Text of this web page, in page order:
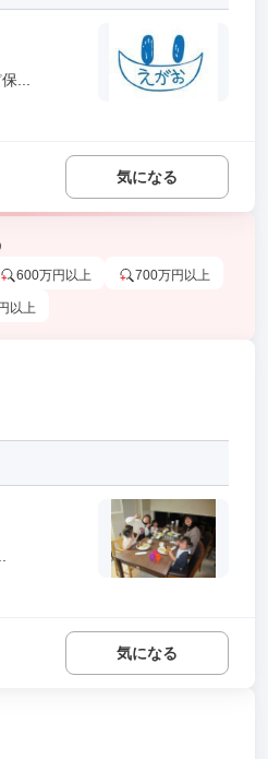
...
気になる
600万円以上 700万円以上
以上
気になる